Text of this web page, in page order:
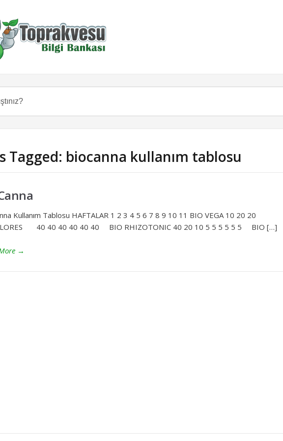
Tagged: biocanna kullanım tablosu
Kullanım Tablosu HAFTALAR 1 2 3 4 5 6 7 8 9 10 11 BIO VEGA 10 20 20
40 40 40 40 40 40 BIO RHIZOTONIC 40 20 10 5 5 5 5 5 5 BIO […]
→